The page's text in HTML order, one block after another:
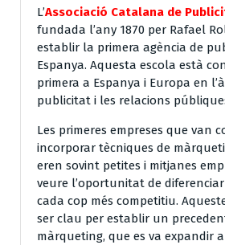
L’Associació Catalana de
fundada l’any 1870 per Rafael
establir la primera agència de
Espanya. Aquesta escola està
primera a Espanya i Europa en
publicitat i les relacions
Les primeres empreses que van
incorporar tècniques de
eren sovint petites i mitjanes
veure l’oportunitat de
cada cop més competitiu.
ser clau per establir un
màrqueting, que es va expandir